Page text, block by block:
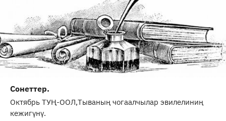
Сонеттер.
Октябрь ТУҢ-ООЛ,Тываның чогаалчылар эвилелиниң
кежигүнү.